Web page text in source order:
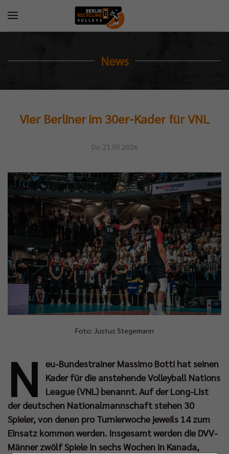
News
Vier Berliner im 30er-Kader für VNL
Do 21.05.2026
Foto: Justus Stegemann
N
eu-Bundestrainer Massimo Botti hat seinen
Kader für die anstehende Volleyball Nations
League (VNL) benannt. Auf der Long-List
der deutschen Nationalmannschaft stehen 30
Spieler, von denen pro Turnierwoche jeweils 14 zum
Einsatz kommen werden. Insgesamt werden die DVV-
Männer zwölf Spiele in sechs Wochen in Kanada,